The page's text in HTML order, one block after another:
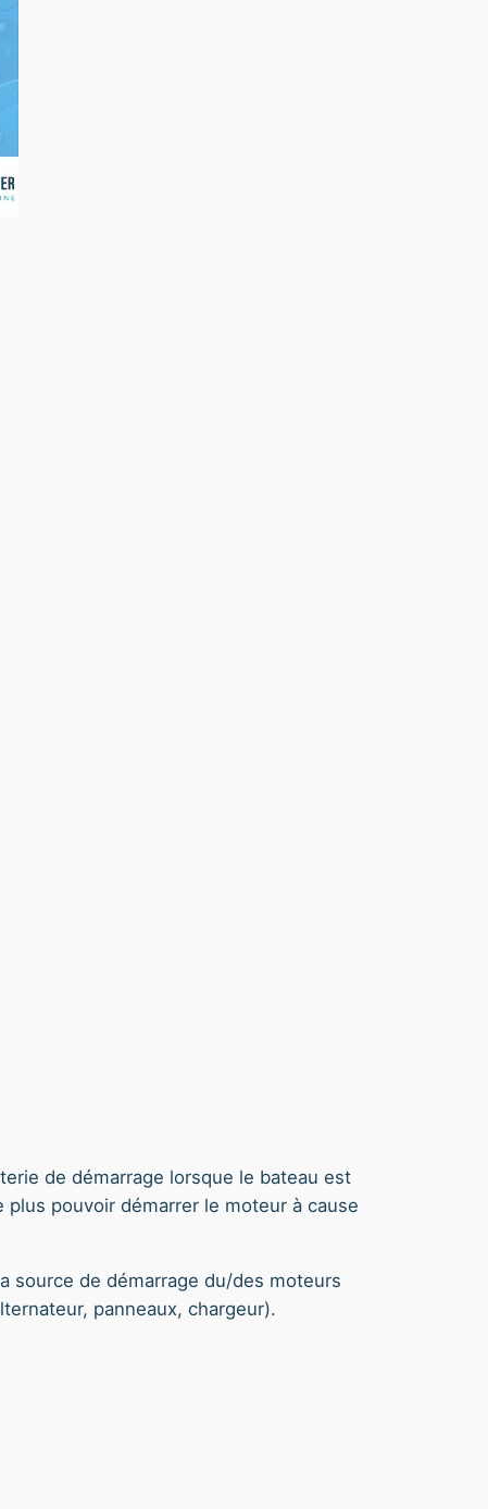
de démarrage lorsque le bateau est
plus pouvoir démarrer le moteur à cause
source de démarrage du/des moteurs
panneaux, chargeur).